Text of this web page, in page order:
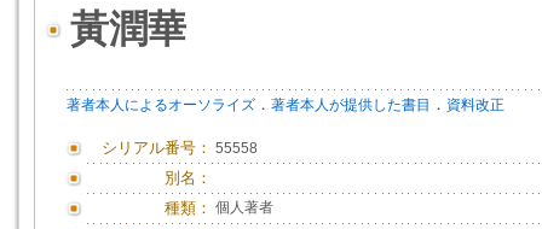
黃潤華
著者本人によるオーソライズ ． 著者本人が提供した書目 ． 資料改正
シリアル番号： 55558
別名：
種類： 個人著者